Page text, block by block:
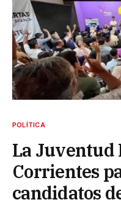
POLÍTICA
La
Corrientes
candidatos